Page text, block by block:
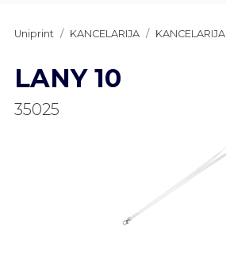
Uniprint KANCELARIJA KANCELARIJA
LANY 10
35025